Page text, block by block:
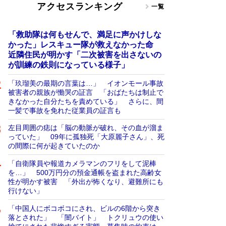
アクセスランキング 一覧
「救助隊は何もせんで、満足に声かけしな
かった」レスキュー隊が救えなかった命
近隣住民が明かす「二次被害を出さないの
が訓練の鉄則になっている様子」
「玖瑠美の最期の言葉は…」 イオンモール事故
被害者の親族が慟哭の証言 「おばたちは制止で
きなかった自分たちを責めている」 さらに、間
一髪で事故を免れた従業員の証言も
左目周囲の痣は「脳の動脈が破れ、その血が溜ま
っていた」 09年に孤独死「大原麗子さん」、死
の間際に何が起きていたのか
「自衛隊員や報道カメラマンのフリをして泥棒
を…」 500万円分の預金通帳を盗まれた高齢女
性が明かす被害 「外出が怖くなり、避難所にも
行けない」
「中国人にボコボコにされ、ビルの6階から突き
落とされた」 「闇バイト」 トクリュウの使い